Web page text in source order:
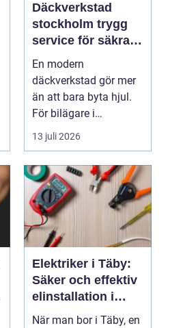
Däckverkstad
stockholm trygg
service för säkra
mil året runt
En modern
däckverkstad gör mer
än att bara byta hjul.
För bilägare i
Stockholm handlar
valet av däck...
13 juli 2026
Elektriker i Täby:
Säker och effektiv
elinstallation i
norrort
När man bor i Täby, en